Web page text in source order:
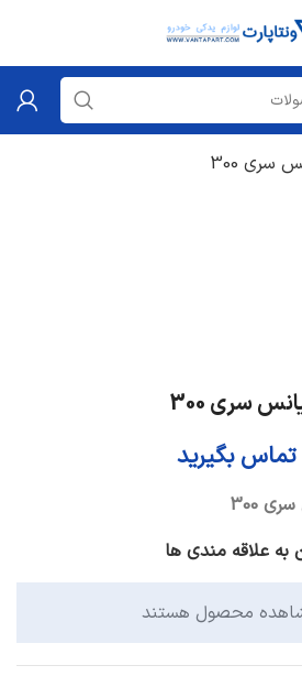
سری 300
تماس بگیرید
300
به علاقه مندی ها
محصول هستند